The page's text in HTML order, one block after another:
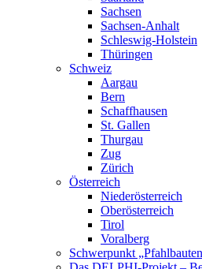
Sachsen
Sachsen-Anhalt
Schleswig-Holstein
Thüringen
Schweiz
Aargau
Bern
Schaffhausen
St. Gallen
Thurgau
Zug
Zürich
Österreich
Niederösterreich
Oberösterreich
Tirol
Voralberg
Schwerpunkt